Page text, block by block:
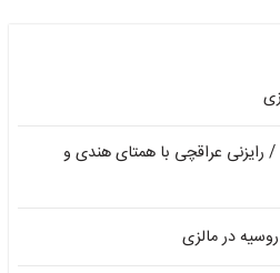
عراقچی با همتای هندی و
در مالزی